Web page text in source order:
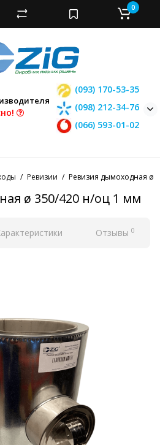
(093) 170-53-35
(098) 212-34-76
(066) 593-01-02
0
Ревизии Ревизия дымоходная ø
ø 350/420 н/оц 1 мм
Отзывы 0